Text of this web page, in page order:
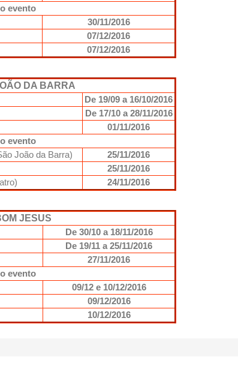
evento
30/11/2016
07/12/2016
07/12/2016
DA BARRA
De 19/09 a 16/10/2016
De 17/10 a 28/11/2016
01/11/2016
evento
João da Barra)
25/11/2016
25/11/2016
24/11/2016
JESUS
De 30/10 a 18/11/2016
De 19/11 a 25/11/2016
27/11/2016
evento
09/12 e 10/12/2016
09/12/2016
10/12/2016